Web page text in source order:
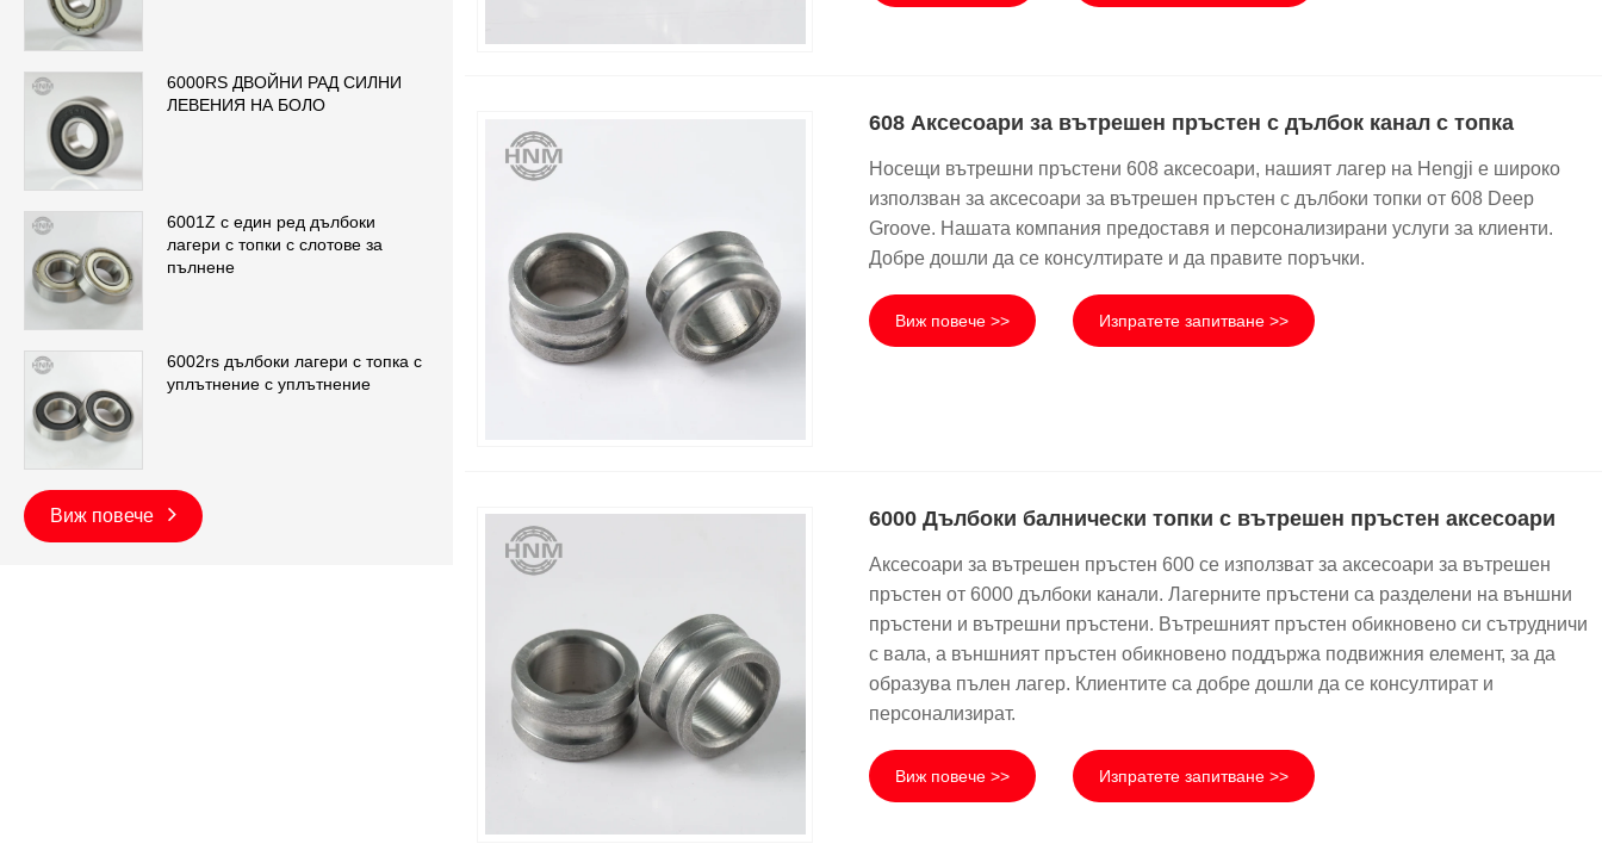
6000RS ДВОЙНИ РАД СИЛНИ
ЛЕВЕНИЯ НА БОЛО
6001Z с един ред дълбоки
лагери с топки с слотове за
пълнене
6002rs дълбоки лагери с топка с
уплътнение с уплътнение
Виж повече
608 Аксесоари за вътрешен пръстен с дълбок канал с топка
Носещи вътрешни пръстени 608 аксесоари, нашият лагер на Hengji е широко
използван за аксесоари за вътрешен пръстен с дълбоки топки от 608 Deep
Groove. Нашата компания предоставя и персонализирани услуги за клиенти.
Добре дошли да се консултирате и да правите поръчки.
Виж повече >> Изпратете запитване >>
6000 Дълбоки балнически топки с вътрешен пръстен аксесоари
Аксесоари за вътрешен пръстен 600 се използват за аксесоари за вътрешен
пръстен от 6000 дълбоки канали. Лагерните пръстени са разделени на външни
пръстени и вътрешни пръстени. Вътрешният пръстен обикновено си сътрудничи
с вала, а външният пръстен обикновено поддържа подвижния елемент, за да
образува пълен лагер. Клиентите са добре дошли да се консултират и
персонализират.
Виж повече >> Изпратете запитване >>